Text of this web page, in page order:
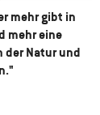
mehr gibt in
mehr eine
der Natur und